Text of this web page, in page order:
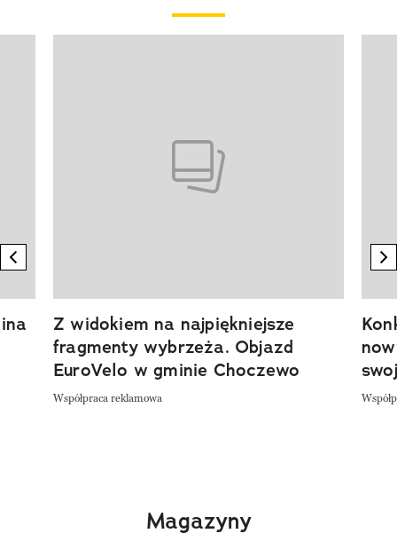
previous element
Z widokiem na najpiękniejsze
fragmenty wybrzeża. Objazd
EuroVelo w gminie Choczewo
Współpraca reklamowa
Magazyny